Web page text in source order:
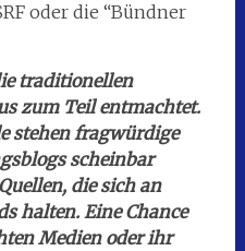
oder die “Bündner
traditionellen
zum Teil entmachtet.
stehen fragwürdige
scheinbar
die sich an
halten. Eine Chance
Medien oder ihr